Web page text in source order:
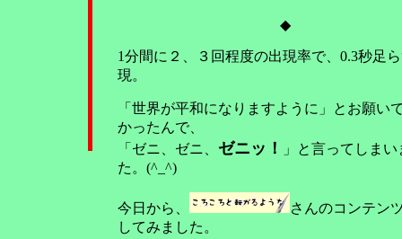
◆
1分間に２、３回程度の出現率で、0.3秒足
現。
「世界が平和になりますように」とお願い
かったんで、
「ゼニ、ゼニ、 ゼニッ！
」と言ってしまい
た。(^_^)
今日から、
さんのコンテン
してみました。